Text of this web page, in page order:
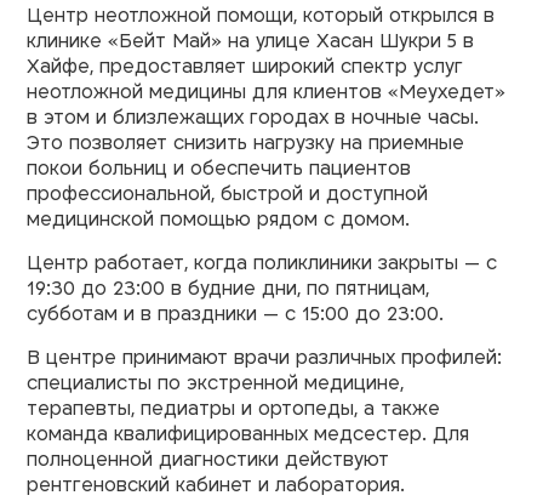
Центр неотложной помощи, который открылся в
клинике «Бейт Май» на улице Хасан Шукри 5 в
Хайфе, предоставляет широкий спектр услуг
неотложной медицины для клиентов «Меухедет»
в этом и близлежащих городах в ночные часы.
Это позволяет снизить нагрузку на приемные
покои больниц и обеспечить пациентов
профессиональной, быстрой и доступной
медицинской помощью рядом с домом.
Центр работает, когда поликлиники закрыты — с
19:30 до 23:00 в будние дни, по пятницам,
субботам и в праздники — с 15:00 до 23:00.
В центре принимают врачи различных профилей:
специалисты по экстренной медицине,
терапевты, педиатры и ортопеды, а также
команда квалифицированных медсестер. Для
полноценной диагностики действуют
рентгеновский кабинет и лаборатория.